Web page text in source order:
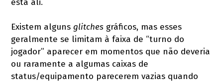
está ali.
Existem algunsglitches gráficos, mas esses
geralmente se limitam à faixa de “turno do
jogador” aparecer em momentos que não deveria
ou raramente a algumas caixas de
status/equipamento parecerem vazias quando